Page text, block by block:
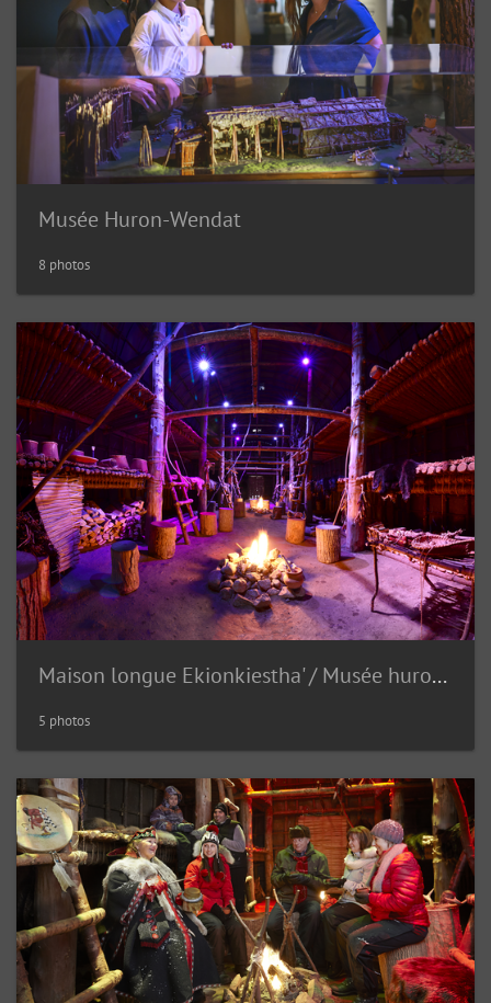
Musée Huron-Wendat
8 photos
Maison longue Ekionkiestha' / Musée huron--wendat
5 photos